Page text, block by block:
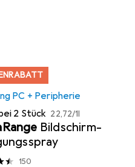
PC + Peripherie
2 Stück EUR
22,72/1l
Bildschirm-
150